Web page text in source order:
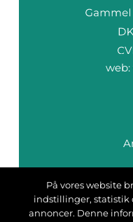
web:
På vores website
indstillinger, statistik
annoncer. Denne